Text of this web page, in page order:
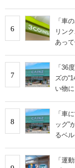
6
「車
リン
あっ
7
「36
ズの
い物
8
「車
ッグ”
るベル
「運